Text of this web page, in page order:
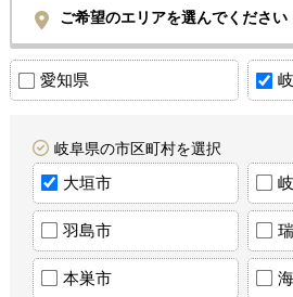
ご希望のエリアを選んでください
愛知県
岐阜県の市区町村を選択
大垣市
羽島市
本巣市